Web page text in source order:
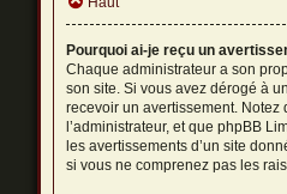
Pourquoi ai-je reçu un
Chaque administrateur a son
son site. Si vous avez dérogé à
recevoir un avertissement. Notez
l’administrateur, et que phpBB
les avertissements d’un site
si vous ne comprenez pas les